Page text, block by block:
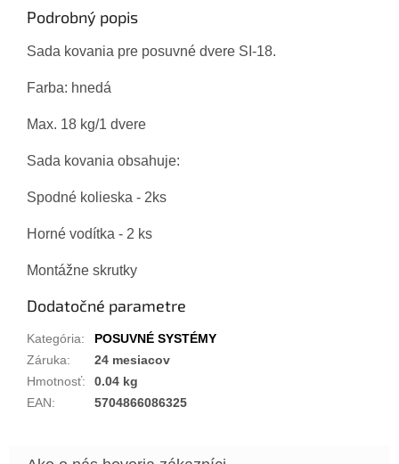
Podrobný popis
Sada kovania pre posuvné dvere SI-18.
Farba: hnedá
Max. 18 kg/1 dvere
Sada kovania obsahuje:
Spodné kolieska - 2ks
Horné vodítka - 2 ks
Montážne skrutky
Dodatočné parametre
Kategória:
POSUVNÉ SYSTÉMY
Záruka:
24 mesiacov
Hmotnosť:
0.04 kg
EAN: 5704866086325